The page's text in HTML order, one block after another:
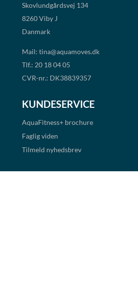
Skovlundgårdsvej 134
8260 Viby J
Danmark
Mail: tina@aquamoves.dk
Tlf.: 20 18 04 05
CVR-nr.: DK38839357
KUNDESERVICE
AquaFitness+ brochure
Faglig viden
Tilmeld nyhedsbrev